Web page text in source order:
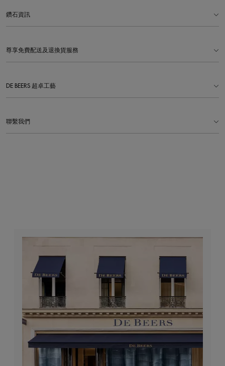
鑽石資訊
尊享免費配送及退換貨服務
DE BEERS 超卓工藝
聯繫我們